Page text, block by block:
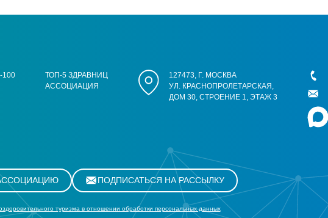
ТОП-5 ЗДРАВНИЦ
АССОЦИАЦИЯ
127473, Г. МОСКВА
УЛ. КРАСНОПРОЛЕТАРСКАЯ,
ДОМ 30, СТРОЕНИЕ 1, ЭТАЖ 3
ПОДПИСАТЬСЯ НА РАССЫЛКУ
туризма в отношении обработки персональных данных